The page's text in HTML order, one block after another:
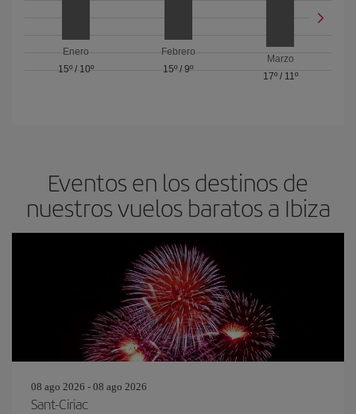
Enero
15º/ 10º
Febrero
15º / 9º
Marzo
17º/ 11º
Eventos en los destinos de
nuestros vuelos baratos a Ibiza
08 ago 2026 - 08 ago 2026
Sant-Ciriac